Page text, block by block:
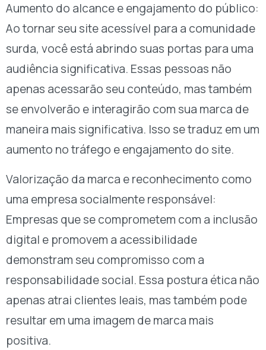
Aumento do alcance e engajamento do público:
Ao tornar seu site acessível para a comunidade
surda, você está abrindo suas portas para uma
audiência significativa. Essas pessoas não
apenas acessarão seu conteúdo, mas também
se envolverão e interagirão com sua marca de
maneira mais significativa. Isso se traduz em um
aumento no tráfego e engajamento do site.
Valorização da marca e reconhecimento como
uma empresa socialmente responsável:
Empresas que se comprometem com a inclusão
digital e promovem a acessibilidade
demonstram seu compromisso com a
responsabilidade social. Essa postura ética não
apenas atrai clientes leais, mas também pode
resultar em uma imagem de marca mais
positiva.